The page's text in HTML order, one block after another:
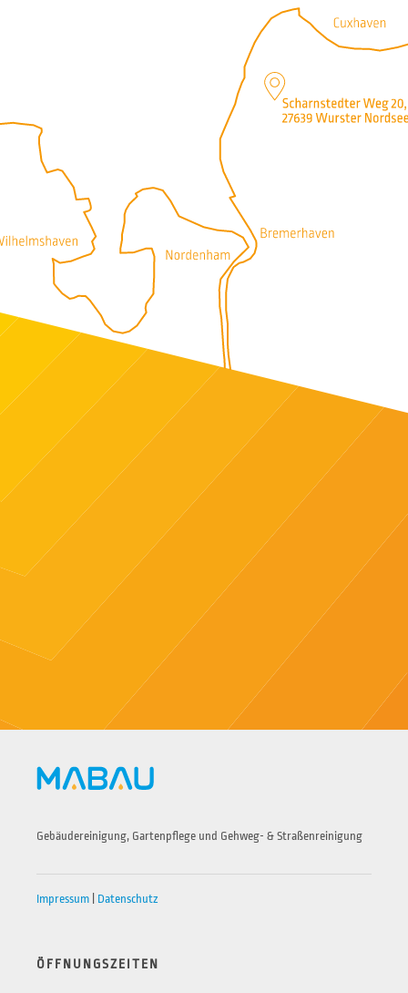
Gebäudereinigung, Gartenpflege und Gehweg- & Straßenreinigung
Impressum Datenschutz
ÖFFNUNGSZEITEN